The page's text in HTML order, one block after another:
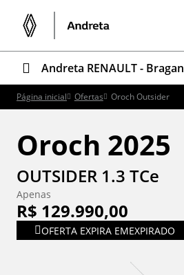
Andreta RENAULT -
Página inicial Ofertas Oroch Outsider
Oroch 2025
OUTSIDER 1.3 TCe
Apenas
R$ 129.990,00
OFERTA EXPIRA EMEXPIRADO